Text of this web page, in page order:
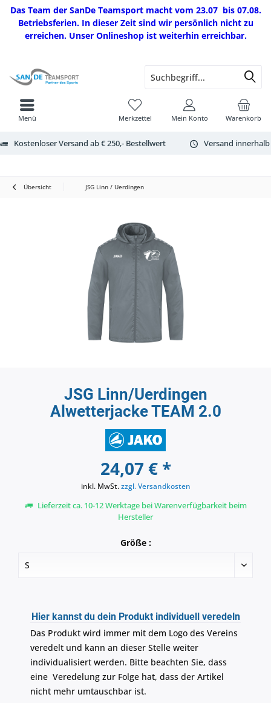
Das Team der SanDe Teamsport macht vom 23.07 bis 07.08.
Betriebsferien. In dieser Zeit sind wir persönlich nicht zu
erreichen. Unser Onlineshop ist weiterhin erreichbar.
Kostenloser Versand ab € 250,- Bestellwert Versand
Warenkorb
Merkzettel Mein Konto
Menü
Übersicht JSG Linn / Uerdingen
JSG Linn/Uerdingen
Alwetterjacke TEAM 2.0
24,07 € *
inkl. MwSt.zzgl. Versandkosten
Lieferzeit ca. 10-12 Werktage bei Warenverfügbarkeit beim
Hersteller
Größe :
Hier kannst du dein Produkt individuell veredeln
Das Produkt wird immer mit dem Logo des Vereins
veredelt und kann an dieser Stelle weiter
individualisiert werden. Bitte beachten Sie, dass
eine Veredelung zur Folge hat, dass der Artikel
nicht mehr umtauschbar ist.